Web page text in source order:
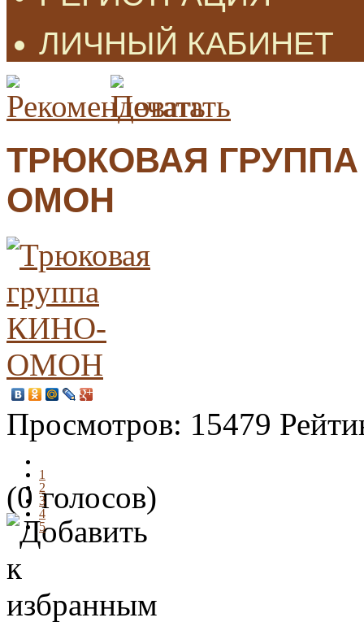
ЛИЧНЫЙ КАБИНЕТ
ТРЮКОВАЯ
ОМОН
Просмотров: 15479
1
2
3
4
5
(0 голосов)